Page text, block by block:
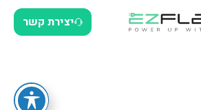
יצירת קשר